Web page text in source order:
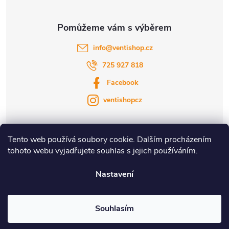
Tento web používá soubory cookie. Dalším procházením
tohoto webu vyjadřujete souhlas s jejich používáním.
Nastavení
Souhlasím
info@ventishop.cz
725 927 818
Facebook
ventishopcz
| |
Copyright 2026Ventishop.cz. Všechna práva vyhrazena.